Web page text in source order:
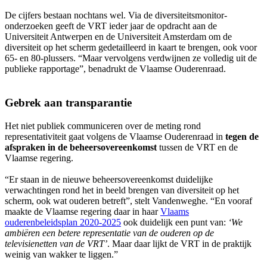
De cijfers bestaan nochtans wel. Via de diversiteitsmonitor-
onderzoeken geeft de VRT ieder jaar de opdracht aan de
Universiteit Antwerpen en de Universiteit Amsterdam om de
diversiteit op het scherm gedetailleerd in kaart te brengen, ook voor
65- en 80-plussers. “Maar vervolgens verdwijnen ze volledig uit de
publieke rapportage”, benadrukt de Vlaamse Ouderenraad.
Gebrek aan transparantie
Het niet publiek communiceren over de meting rond
representativiteit gaat volgens de Vlaamse Ouderenraad in tegen de
afspraken in de beheersovereenkomst tussen de VRT en de
Vlaamse regering.
“Er staan in de nieuwe beheersovereenkomst duidelijke
verwachtingen rond het in beeld brengen van diversiteit op het
scherm, ook wat ouderen betreft”, stelt Vandenweghe. “En vooraf
maakte de Vlaamse regering daar in haarVlaams
ouderenbeleidsplan 2020-2025 ook duidelijk een punt van: ‘We
ambiëren een betere representatie van de ouderen op de
televisienetten van de VRT’. Maar daar lijkt de VRT in de praktijk
weinig van wakker te liggen.”